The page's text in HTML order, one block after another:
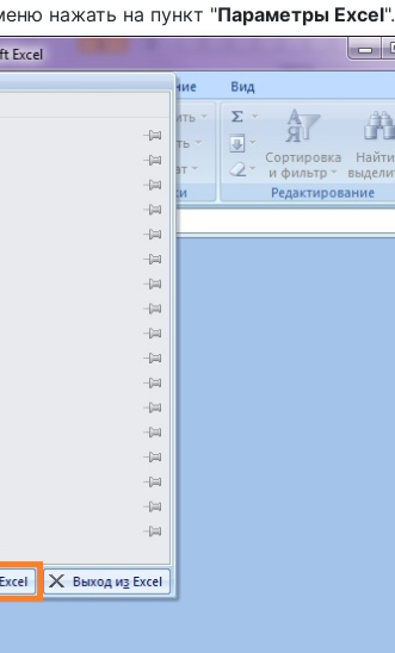
нажать на пункт "Параметры Excel".